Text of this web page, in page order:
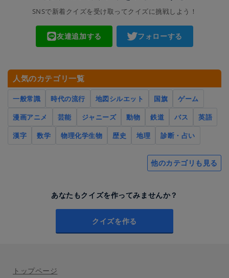
SNSで新着クイズを受け取ってクイズに挑戦しよう！
友達追加する フォローする
人気のカテゴリ一覧
一般常識 時代の流行 地図シルエット 国旗
ゲーム
漫画アニメ
芸能 ジャニーズ 動物 鉄道 バス
英語
漢字
数学 物理化学生物 歴史 地理 診断・占い
他のカテゴリも見る
あなたもクイズを作ってみませんか？
クイズを作る
トップページ